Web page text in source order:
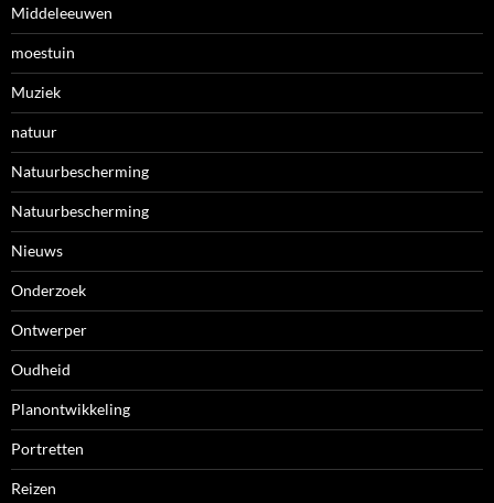
Middeleeuwen
moestuin
Muziek
natuur
Natuurbescherming
Natuurbescherming
Nieuws
Onderzoek
Ontwerper
Oudheid
Planontwikkeling
Portretten
Reizen